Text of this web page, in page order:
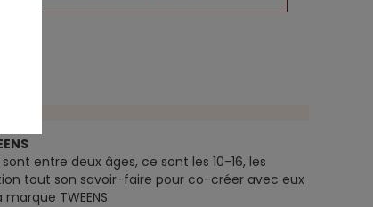
entre deux âges, ce sont les 10-16, les
tout son savoir-faire pour co-créer avec eux
TWEENS.